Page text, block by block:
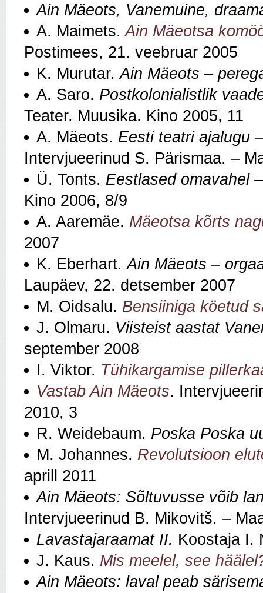
Ain Mäeots, Vanemuine,
A. Maimets. Ain Mäeotsa
Postimees, 21. veebruar 2005
K. Murutar.Ain Mäeots –
A. Saro. Postkolonialistlik
Teater. Muusika. Kino 2005, 11
A. Mäeots. Eesti teatri ajalugu
Intervjueerinud S. Pärismaa. –
Ü. Tonts. Eestlased omavahel
Kino 2006, 8/9
A. Aaremäe. Mäeotsa kõrts
2007
K. Eberhart.Ain Mäeots –
Laupäev, 22. detsember 2007
M. Oidsalu. Bensiiniga köetud
J. Olmaru. Viisteist aastat
september 2008
I. Viktor. Tühikargamise
Vastab Ain Mäeots.
2010, 3
R. Weidebaum. Poska Poska
M. Johannes. Revolutsioon
aprill 2011
Ain Mäeots: Sõltuvusse võib
Intervjueerinud B. Mikovitš. –
Lavastajaraamat II. Koostaja I.
J. Kaus. Mis meelel, see
Ain Mäeots: laval peab